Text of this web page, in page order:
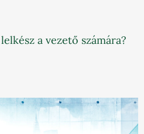
a vezető számára?